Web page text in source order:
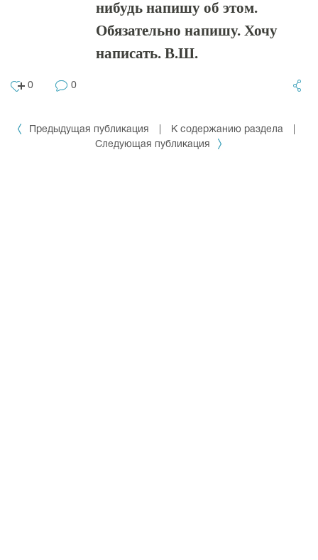
нибудь напишу об этом.
Обязательно напишу. Хочу
написать. В.Ш.
0 0
Предыдущая публикация К содержанию раздела
Следующая публикация